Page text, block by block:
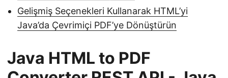
Gelişmiş Seçenekleri Kullanarak HTML’yi
Java’da Çevrimiçi PDF’ye Dönüştürün
Java HTML to PDF